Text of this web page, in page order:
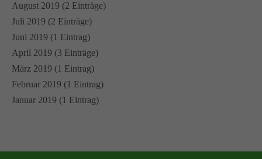
August 2019 (2 Einträge)
Juli 2019 (2 Einträge)
Juni 2019 (1 Eintrag)
April 2019 (3 Einträge)
März 2019 (1 Eintrag)
Februar 2019 (1 Eintrag)
Januar 2019 (1 Eintrag)